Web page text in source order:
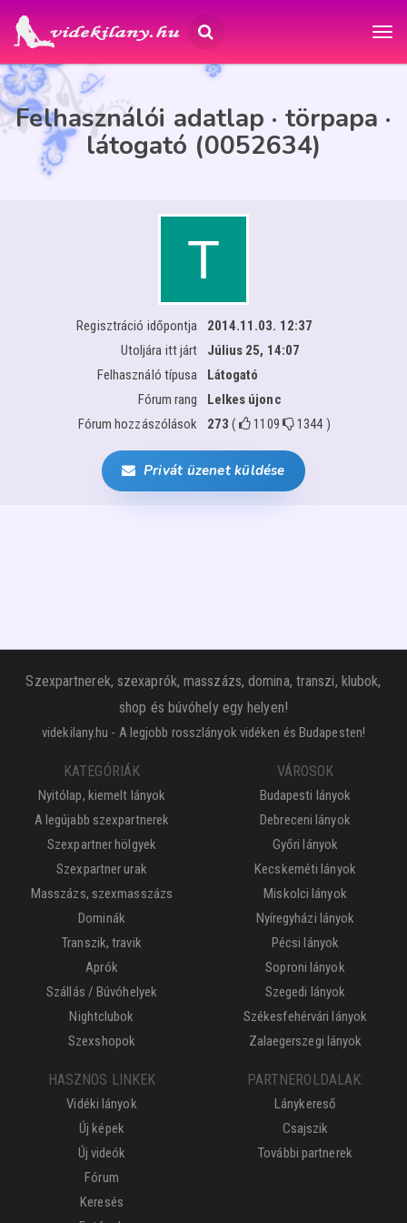
Felhasználói adatlap · törpapa ·
látogató (0052634)
Regisztráció időpontja
2014.11.03. 12:37
Utoljára itt járt
Július 25, 14:07
Felhasználó típusa
Látogató
Fórum rang
Lelkes újonc
Fórum hozzászólások
273 ( 1109 1344)
Privát üzenet küldése
Szexpartnerek, szexaprók, masszázs, domina, transzi, klubok,
shop és búvóhely egy helyen!
videkilany.hu - A legjobb rosszlányok vidéken és Budapesten!
KATEGÓRIÁK
Nyitólap, kiemelt lányok
A legújabb szexpartnerek
Szexpartner hölgyek
Szexpartner urak
Masszázs, szexmasszázs
Dominák
Transzik, travik
Aprók
Szállás / Búvóhelyek
Nightclubok
Szexshopok
VÁROSOK
Budapesti lányok
Debreceni lányok
Győri lányok
Kecskeméti lányok
Miskolci lányok
Nyíregyházi lányok
Pécsi lányok
Soproni lányok
Szegedi lányok
Székesfehérvári lányok
Zalaegerszegi lányok
HASZNOS LINKEK
Vidéki lányok
Új képek
Új videók
Fórum
Keresés
PARTNEROLDALAK:
Lánykereső
Csajszik
További partnerek